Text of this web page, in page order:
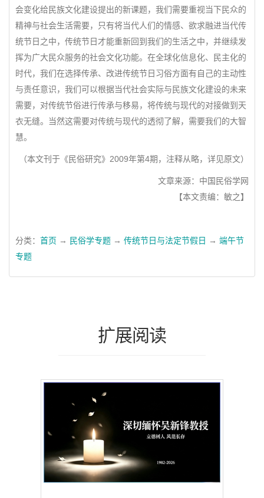
会变化给民族文化建设提出的新课题，我们需要重视当下民众的
精神与社会生活需要，只有将当代人们的情感、欲求融进当代传
统节日之中，传统节日才能重新回到我们的生活之中，并继续发
挥为广大民众服务的社会文化功能。在全球化信息化、民主化的
时代，我们在选择传承、改进传统节日习俗方面有自己的主动性
与责任意识，我们可以根据当代社会实际与民族文化建设的未来
需要，对传统节俗进行传承与移易，将传统与现代的对接做到天
衣无缝。当然这需要对传统与现代的透彻了解，需要我们的大智
慧。
（本文刊于《民俗研究》2009年第4期，注释从略，详见原文）
文章来源：中国民俗学网
【本文责编：敏之】
分类： 首页 → 民俗学专题 → 传统节日与法定节假日 → 端午节
专题
扩展阅读